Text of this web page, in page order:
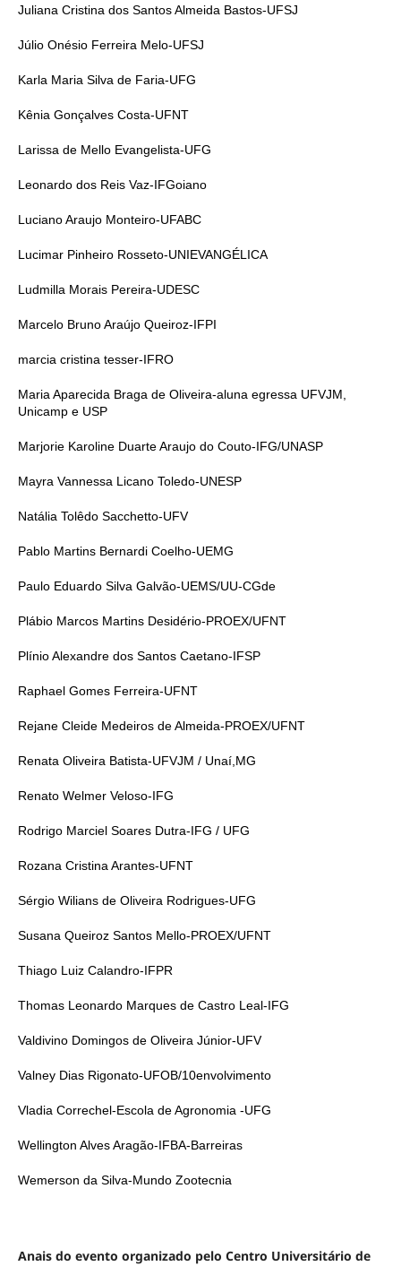
Juliana Cristina dos Santos Almeida Bastos-UFSJ
Júlio Onésio Ferreira Melo-UFSJ
Karla Maria Silva de Faria-UFG
Kênia Gonçalves Costa-UFNT
Larissa de Mello Evangelista-UFG
Leonardo dos Reis Vaz-IFGoiano
Luciano Araujo Monteiro-UFABC
Lucimar Pinheiro Rosseto-UNIEVANGÉLICA
Ludmilla Morais Pereira-UDESC
Marcelo Bruno Araújo Queiroz-IFPI
marcia cristina tesser-IFRO
Maria Aparecida Braga de Oliveira-aluna egressa UFVJM,
Unicamp e USP
Marjorie Karoline Duarte Araujo do Couto-IFG/UNASP
Mayra Vannessa Licano Toledo-UNESP
Natália Tolêdo Sacchetto-UFV
Pablo Martins Bernardi Coelho-UEMG
Paulo Eduardo Silva Galvão-UEMS/UU-CGde
Plábio Marcos Martins Desidério-PROEX/UFNT
Plínio Alexandre dos Santos Caetano-IFSP
Raphael Gomes Ferreira-UFNT
Rejane Cleide Medeiros de Almeida-PROEX/UFNT
Renata Oliveira Batista-UFVJM / Unaí,MG
Renato Welmer Veloso-IFG
Rodrigo Marciel Soares Dutra-IFG / UFG
Rozana Cristina Arantes-UFNT
Sérgio Wilians de Oliveira Rodrigues-UFG
Susana Queiroz Santos Mello-PROEX/UFNT
Thiago Luiz Calandro-IFPR
Thomas Leonardo Marques de Castro Leal-IFG
Valdivino Domingos de Oliveira Júnior-UFV
Valney Dias Rigonato-UFOB/10envolvimento
Vladia Correchel-Escola de Agronomia -UFG
Wellington Alves Aragão-IFBA-Barreiras
Wemerson da Silva-Mundo Zootecnia
Anais do evento organizado pelo Centro Universitário de